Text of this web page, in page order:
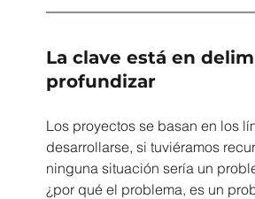
La clave está en
profundizar
Los proyectos se basan en los
desarrollarse, si tuviéramos
ninguna situación sería un
¿por qué el problema, es un